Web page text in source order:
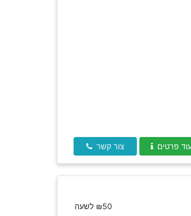
פרטים צור קשר
₪50 לשעה